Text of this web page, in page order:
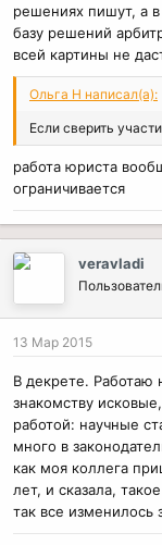
решениях пишут, а
базу решений
всей картины не
Ольга Н написал(а):
Если сверить
работа юриста
ограничивается
veravladi
13 Мар 2015
В декрете. Работаю
знакомству
работой: научные
много в
как моя коллега
лет, и сказала,
так все изменилось